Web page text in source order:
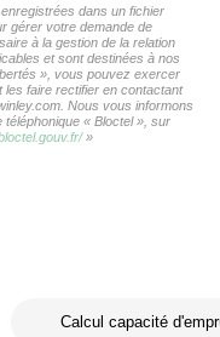
dans un fichier
gérer votre demande de
à la gestion de la relation
et sont destinées à nos
», vous pouvez exercer
faire rectifier en contactant
Nous vous informons
« Bloctel », sur
»
Calcul capacité